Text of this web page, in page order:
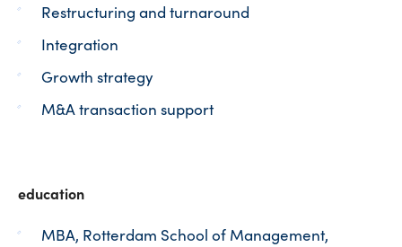
Restructuring and turnaround
Integration
Growth strategy
M&A transaction support
education
MBA, Rotterdam School of Management,